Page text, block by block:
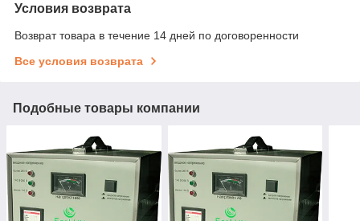
Условия возврата
Возврат товара в течение 14 дней по договоренности
Все условия возврата
Подобные товары компании